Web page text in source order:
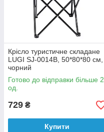
Крісло туристичне складане
LUGI SJ-0014B, 50*80*80 см,
чорний
Готово до відправки більше 2
од.
729 ₴
Купити